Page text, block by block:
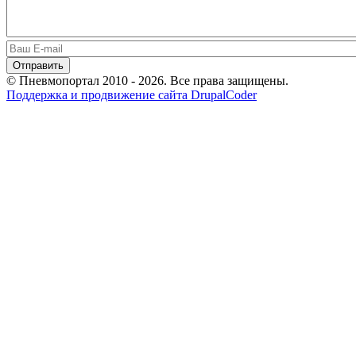
© Пневмопортал 2010 - 2026. Все права защищены.
Поддержка и продвижение сайта DrupalCoder